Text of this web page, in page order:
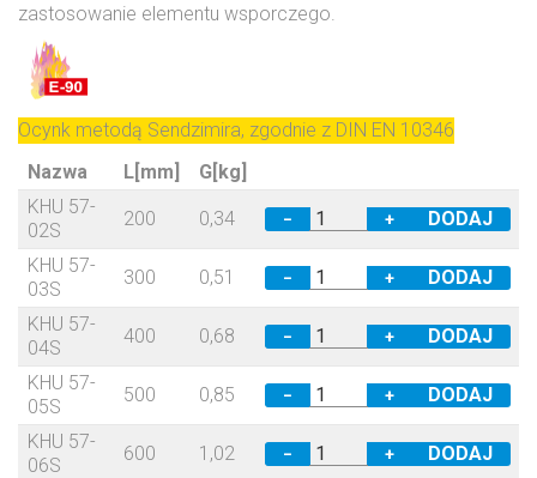
zastosowanie elementu wsporczego.
Ocynk metodą Sendzimira, zgodnie z DIN EN 10346
Nazwa
L[mm]
G[kg]
KHU 57-
02S
200 0,34 − +
KHU 57-
03S
300 0,51 − +
KHU 57-
04S
400 0,68 − +
KHU 57-
05S
500 0,85 − +
KHU 57-
06S
600 1,02 − +